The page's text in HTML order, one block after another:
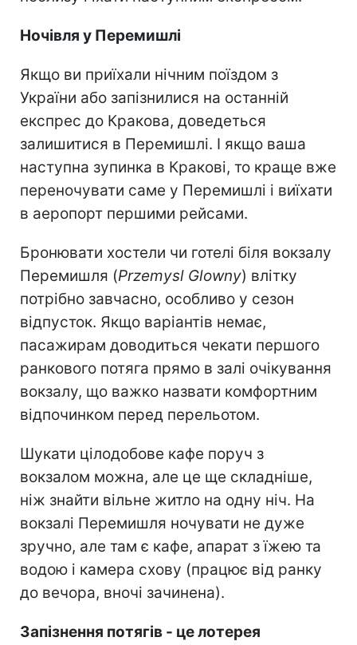
Ночівля у Перемишлі
Якщо ви приїхали нічним поїздом з
України або запізнилися на останній
експрес до Кракова, доведеться
залишитися в Перемишлі. І якщо ваша
наступна зупинка в Кракові, то краще вже
переночувати саме у Перемишлі і виїхати
в аеропорт першими рейсами.
Бронювати хостели чи готелі біля вокзалу
Перемишля (Przemysl Glowny) влітку
потрібно завчасно, особливо у сезон
відпусток. Якщо варіантів немає,
пасажирам доводиться чекати першого
ранкового потяга прямо в залі очікування
вокзалу, що важко назвати комфортним
відпочинком перед перельотом.
Шукати цілодобове кафе поруч з
вокзалом можна, але це ще складніше,
ніж знайти вільне житло на одну ніч. На
вокзалі Перемишля ночувати не дуже
зручно, але там є кафе, апарат з їжею та
водою і камера схову (працює від ранку
до вечора, вночі зачинена).
Запізнення потягів - це лотерея